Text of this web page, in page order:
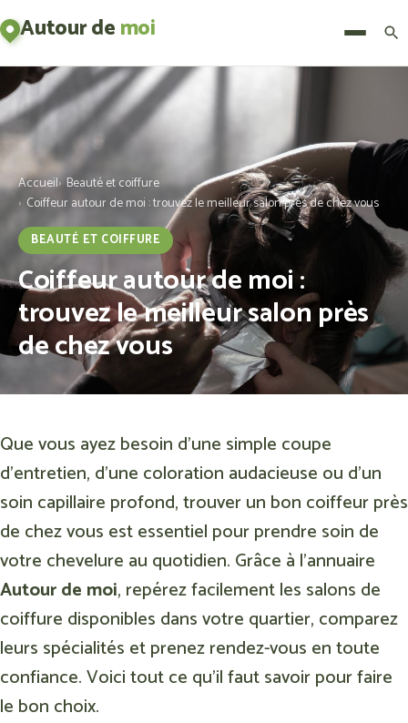
Autour demoi Menu
Accueil Beauté et coiffure
Coiffeur autour de moi : trouvez le meilleur salon près de chez vous
BEAUTÉ ET COIFFURE
Coiffeur autour de moi :
trouvez le meilleur salon près
de chez vous
Que vous ayez besoin d’une simple coupe
d’entretien, d’une coloration audacieuse ou d’un
soin capillaire profond, trouver un bon coiffeur près
de chez vous est essentiel pour prendre soin de
votre chevelure au quotidien. Grâce à l’annuaire
Autour de moi, repérez facilement les salons de
coiffure disponibles dans votre quartier, comparez
leurs spécialités et prenez rendez-vous en toute
confiance. Voici tout ce qu’il faut savoir pour faire
le bon choix.